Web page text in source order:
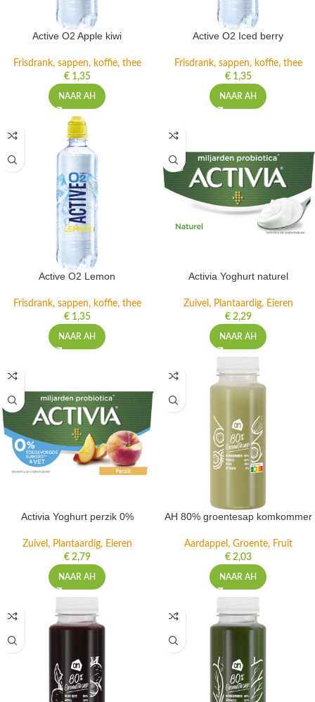
Active O2 Apple kiwi
Frisdrank, sappen, koffie, thee
€1,35
NAAR AH
Active O2 Iced berry
Frisdrank, sappen, koffie, thee
€1,35
NAAR AH
Active O2 Lemon
Frisdrank, sappen, koffie, thee
€1,35
NAAR AH
Activia Yoghurt naturel
Zuivel, Plantaardig, Eieren
€2,29
NAAR AH
Activia Yoghurt perzik 0%
Zuivel, Plantaardig, Eieren
€2,79
NAAR AH
AH 80% groentesap komkommer
Aardappel, Groente, Fruit
€2,03
NAAR AH